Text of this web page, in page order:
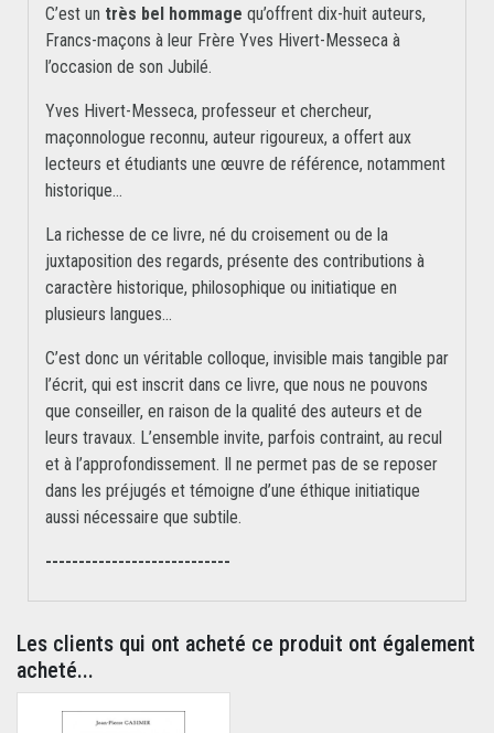
C’est un très bel hommage qu’offrent dix-huit auteurs,
Francs-maçons à leur Frère Yves Hivert-Messeca à
l’occasion de son Jubilé.
Yves Hivert-Messeca, professeur et chercheur,
maçonnologue reconnu, auteur rigoureux, a offert aux
lecteurs et étudiants une œuvre de référence, notamment
historique…
La richesse de ce livre, né du croisement ou de la
juxtaposition des regards, présente des contributions à
caractère historique, philosophique ou initiatique en
plusieurs langues…
C’est donc un véritable colloque, invisible mais tangible par
l’écrit, qui est inscrit dans ce livre, que nous ne pouvons
que conseiller, en raison de la qualité des auteurs et de
leurs travaux. L’ensemble invite, parfois contraint, au recul
et à l’approfondissement. Il ne permet pas de se reposer
dans les préjugés et témoigne d’une éthique initiatique
aussi nécessaire que subtile.
----------------------------
Les clients qui ont acheté ce produit ont également
acheté...